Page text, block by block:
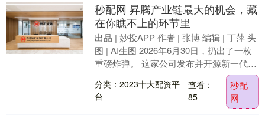
秒配网 昇腾产业链最大的机会，藏
在你瞧不上的环节里
出品 | 妙投APP 作者 | 张博 编辑 | 丁萍 头
图 | AI生图 2026年6月30日，扔出了一枚
重磅炸弹。 这家公司发布并开源新一代基
分类：2023十大配资平
台
查看：
85
秒配
网